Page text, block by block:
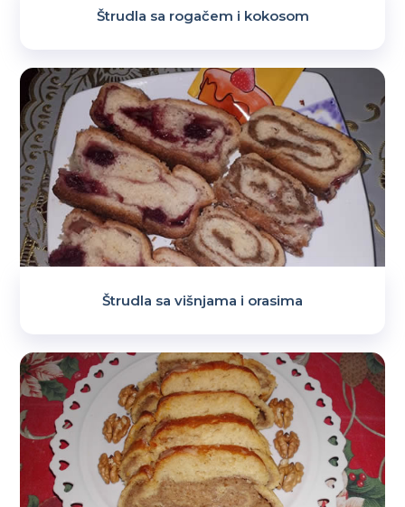
Štrudla sa rogačem i kokosom
Štrudla sa višnjama i orasima